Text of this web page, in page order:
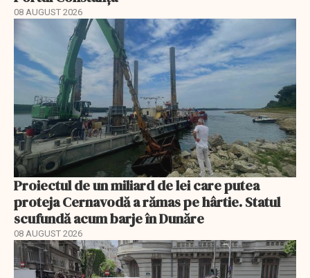
08 AUGUST 2026
Proiectul de un miliard de lei care putea
proteja Cernavodă a rămas pe hârtie. Statul
scufundă acum barje în Dunăre
08 AUGUST 2026